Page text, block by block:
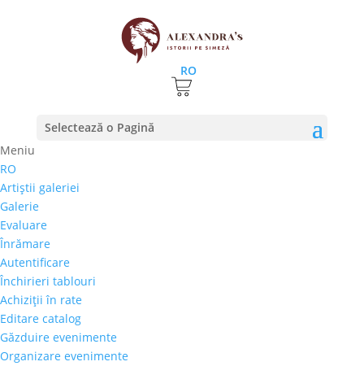
RO
Selectează o Pagină
Meniu
RO
Artiştii galeriei
Galerie
Evaluare
Înrămare
Autentificare
Închirieri tablouri
Achiziţii în rate
Editare catalog
Găzduire evenimente
Organizare evenimente
Prima pagină⚊Magazin
Liviu Șoptelea – „Înger
Pescar”
700,00
Selectează rata |
3 luni
6 luni
9 luni
12 luni